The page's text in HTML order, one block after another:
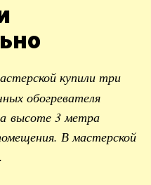
купили три
обогревателя
высоте 3 метра
В мастерской